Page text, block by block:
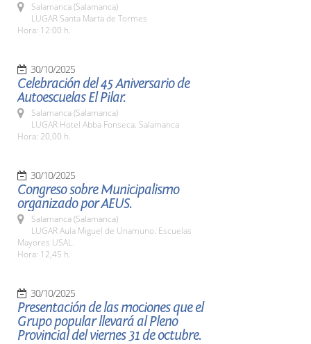
Salamanca (Salamanca)
LUGAR Santa Marta de Tormes
Hora: 12:00 h.
30/10/2025
Celebración del 45 Aniversario de
Autoescuelas El Pilar.
Salamanca (Salamanca)
LUGAR Hotel Abba Fonseca. Salamanca
Hora: 20,00 h.
30/10/2025
Congreso sobre Municipalismo
organizado por AEUS.
Salamanca (Salamanca)
LUGAR Aula Miguel de Unamuno. Escuelas
Mayores USAL.
Hora: 12,45 h.
30/10/2025
Presentación de las mociones que el
Grupo popular llevará al Pleno
Provincial del viernes 31 de octubre.